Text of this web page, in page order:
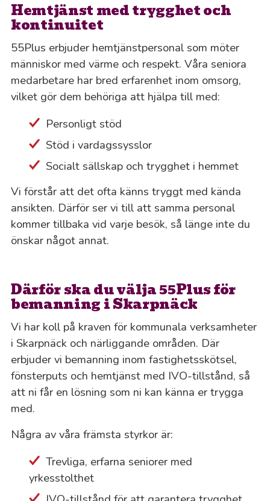
Hemtjänst med trygghet och
kontinuitet
55Plus erbjuder hemtjänstpersonal som möter
människor med värme och respekt. Våra seniora
medarbetare har bred erfarenhet inom omsorg,
vilket gör dem behöriga att hjälpa till med:
Personligt stöd
Stöd i vardagssysslor
Socialt sällskap och trygghet i hemmet
Vi förstår att det ofta känns tryggt med kända
ansikten. Därför ser vi till att samma personal
kommer tillbaka vid varje besök, så länge inte du
önskar något annat.
Därför ska du välja 55Plus för
bemanning i Skarpnäck
Vi har koll på kraven för kommunala verksamheter
i Skarpnäck och närliggande områden. Där
erbjuder vi bemanning inom fastighetsskötsel,
fönsterputs och hemtjänst med IVO-tillstånd, så
att ni får en lösning som ni kan känna er trygga
med.
Några av våra främsta styrkor är:
Trevliga, erfarna seniorer med
yrkesstolthet